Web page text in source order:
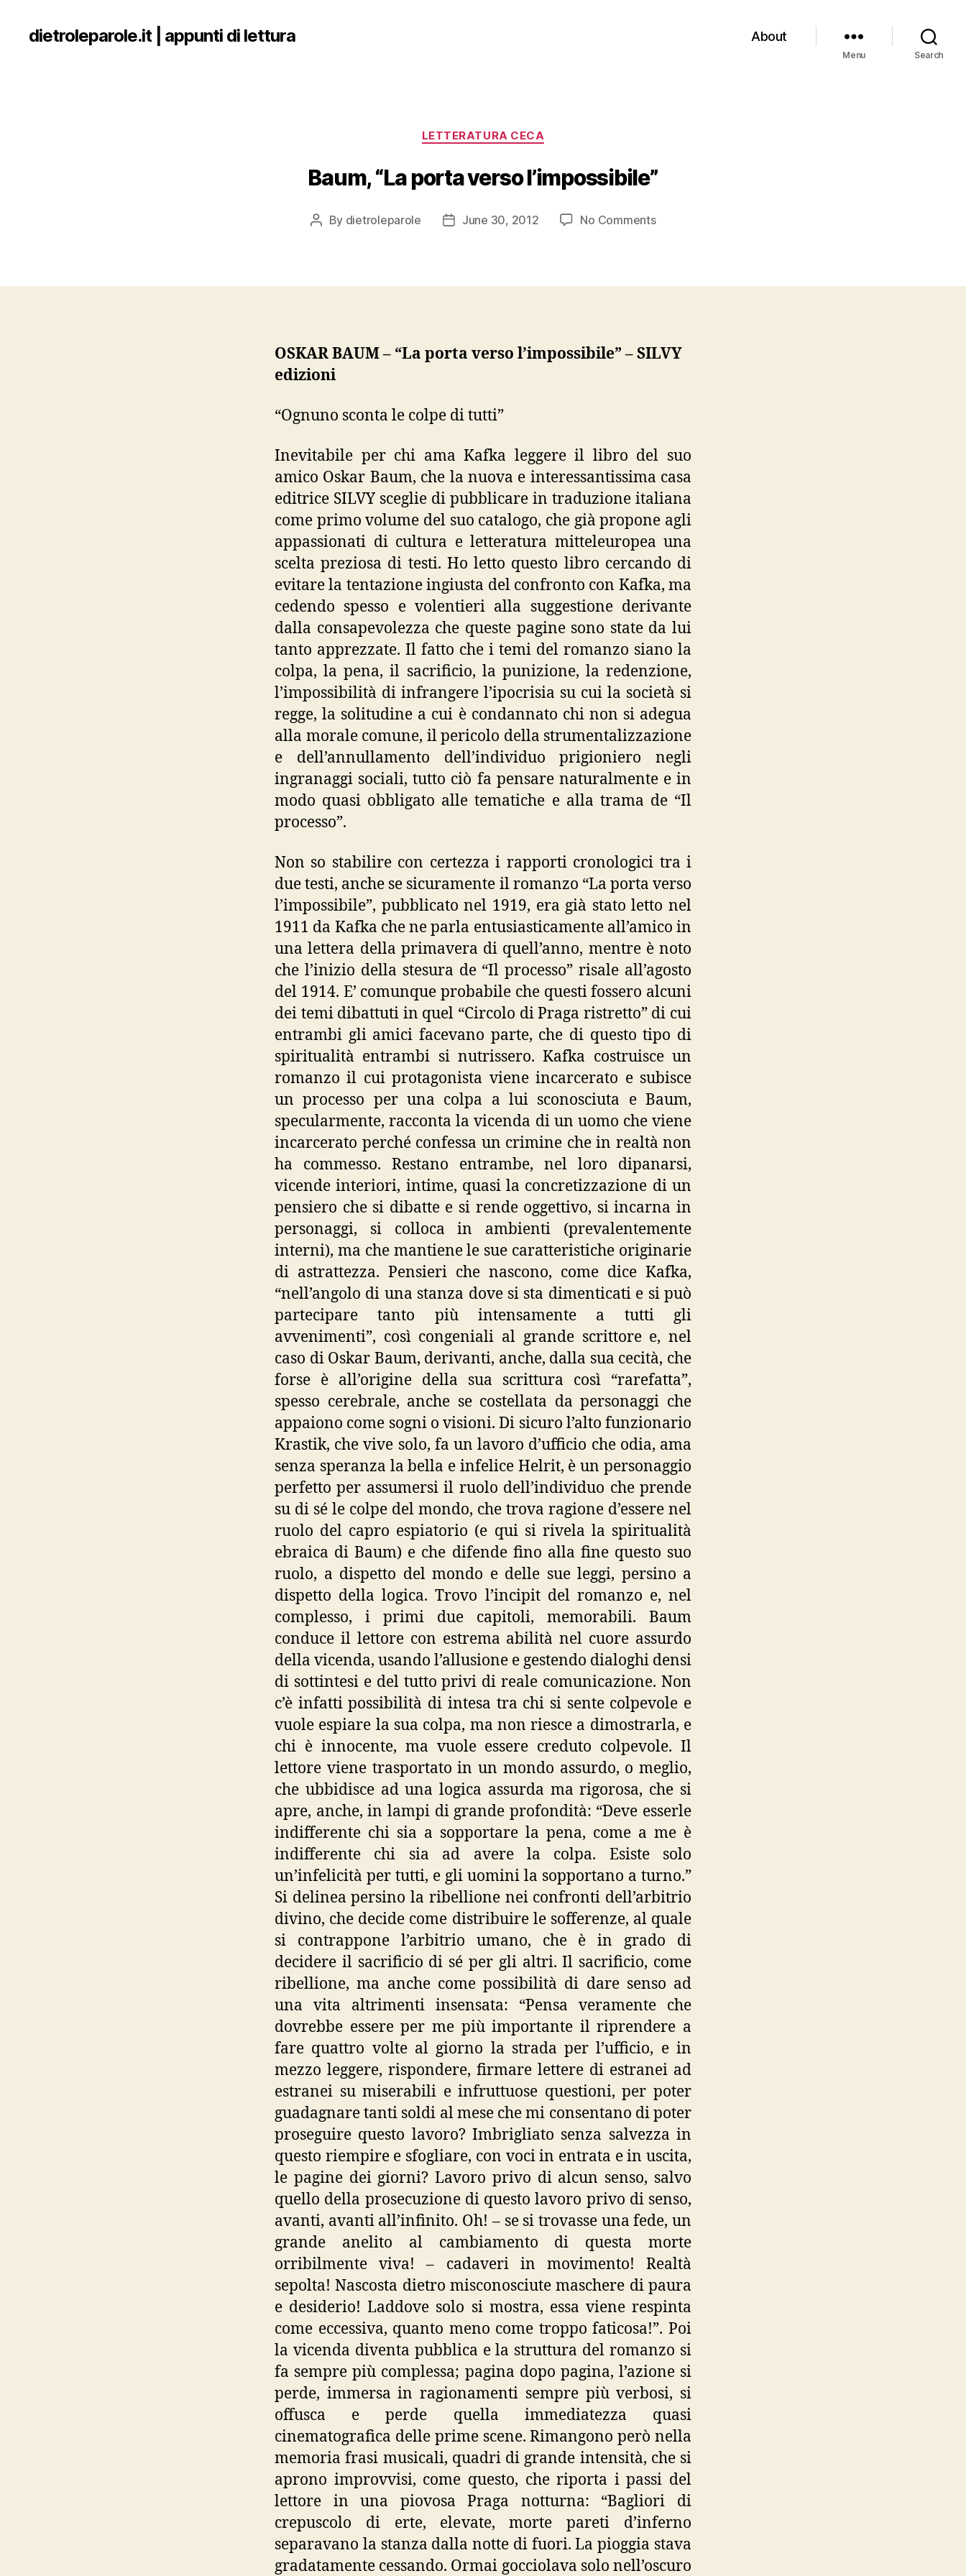
dietroleparole.it | appunti di lettura About
Menu Search
Categories
LETTERATURA CECA
Baum, “La porta verso l’impossibile”
Post
By dietroleparole
PostJune 30, 2012 No Commentson
verso
OSKAR BAUM – “La porta verso l’impossibile” – SILVY
edizioni
“Ognuno sconta le colpe di tutti”
Inevitabile per chi ama Kafka leggere il libro del suo
amico Oskar Baum, che la nuova e interessantissima casa
editrice SILVY sceglie di pubblicare in traduzione italiana
come primo volume del suo catalogo, che già propone agli
appassionati di cultura e letteratura mitteleuropea una
scelta preziosa di testi. Ho letto questo libro cercando di
evitare la tentazione ingiusta del confronto con Kafka, ma
cedendo spesso e volentieri alla suggestione derivante
dalla consapevolezza che queste pagine sono state da lui
tanto apprezzate. Il fatto che i temi del romanzo siano la
colpa, la pena, il sacrificio, la punizione, la redenzione,
l’impossibilità di infrangere l’ipocrisia su cui la società si
regge, la solitudine a cui è condannato chi non si adegua
alla morale comune, il pericolo della strumentalizzazione
e dell’annullamento dell’individuo prigioniero negli
ingranaggi sociali, tutto ciò fa pensare naturalmente e in
modo quasi obbligato alle tematiche e alla trama de “Il
processo”.
Non so stabilire con certezza i rapporti cronologici tra i
due testi, anche se sicuramente il romanzo “La porta verso
l’impossibile”, pubblicato nel 1919, era già stato letto nel
1911 da Kafka che ne parla entusiasticamente all’amico in
una lettera della primavera di quell’anno, mentre è noto
che l’inizio della stesura de “Il processo” risale all’agosto
del 1914. E’ comunque probabile che questi fossero alcuni
dei temi dibattuti in quel “Circolo di Praga ristretto” di cui
entrambi gli amici facevano parte, che di questo tipo di
spiritualità entrambi si nutrissero. Kafka costruisce un
romanzo il cui protagonista viene incarcerato e subisce
un processo per una colpa a lui sconosciuta e Baum,
specularmente, racconta la vicenda di un uomo che viene
incarcerato perché confessa un crimine che in realtà non
ha commesso. Restano entrambe, nel loro dipanarsi,
vicende interiori, intime, quasi la concretizzazione di un
pensiero che si dibatte e si rende oggettivo, si incarna in
personaggi, si colloca in ambienti (prevalentemente
interni), ma che mantiene le sue caratteristiche originarie
di astrattezza. Pensieri che nascono, come dice Kafka,
“nell’angolo di una stanza dove si sta dimenticati e si può
partecipare tanto più intensamente a tutti gli
avvenimenti”, così congeniali al grande scrittore e, nel
caso di Oskar Baum, derivanti, anche, dalla sua cecità, che
forse è all’origine della sua scrittura così “rarefatta”,
spesso cerebrale, anche se costellata da personaggi che
appaiono come sogni o visioni. Di sicuro l’alto funzionario
Krastik, che vive solo, fa un lavoro d’ufficio che odia, ama
senza speranza la bella e infelice Helrit, è un personaggio
perfetto per assumersi il ruolo dell’individuo che prende
su di sé le colpe del mondo, che trova ragione d’essere nel
ruolo del capro espiatorio (e qui si rivela la spiritualità
ebraica di Baum) e che difende fino alla fine questo suo
ruolo, a dispetto del mondo e delle sue leggi, persino a
dispetto della logica. Trovo l’incipit del romanzo e, nel
complesso, i primi due capitoli, memorabili. Baum
conduce il lettore con estrema abilità nel cuore assurdo
della vicenda, usando l’allusione e gestendo dialoghi densi
di sottintesi e del tutto privi di reale comunicazione. Non
c’è infatti possibilità di intesa tra chi si sente colpevole e
vuole espiare la sua colpa, ma non riesce a dimostrarla, e
chi è innocente, ma vuole essere creduto colpevole. Il
lettore viene trasportato in un mondo assurdo, o meglio,
che ubbidisce ad una logica assurda ma rigorosa, che si
apre, anche, in lampi di grande profondità: “Deve esserle
indifferente chi sia a sopportare la pena, come a me è
indifferente chi sia ad avere la colpa. Esiste solo
un’infelicità per tutti, e gli uomini la sopportano a turno.”
Si delinea persino la ribellione nei confronti dell’arbitrio
divino, che decide come distribuire le sofferenze, al quale
si contrappone l’arbitrio umano, che è in grado di
decidere il sacrificio di sé per gli altri. Il sacrificio, come
ribellione, ma anche come possibilità di dare senso ad
una vita altrimenti insensata: “Pensa veramente che
dovrebbe essere per me più importante il riprendere a
fare quattro volte al giorno la strada per l’ufficio, e in
mezzo leggere, rispondere, firmare lettere di estranei ad
estranei su miserabili e infruttuose questioni, per poter
guadagnare tanti soldi al mese che mi consentano di poter
proseguire questo lavoro? Imbrigliato senza salvezza in
questo riempire e sfogliare, con voci in entrata e in uscita,
le pagine dei giorni? Lavoro privo di alcun senso, salvo
quello della prosecuzione di questo lavoro privo di senso,
avanti, avanti all’infinito. Oh! – se si trovasse una fede, un
grande anelito al cambiamento di questa morte
orribilmente viva! – cadaveri in movimento! Realtà
sepolta! Nascosta dietro misconosciute maschere di paura
e desiderio! Laddove solo si mostra, essa viene respinta
come eccessiva, quanto meno come troppo faticosa!”. Poi
la vicenda diventa pubblica e la struttura del romanzo si
fa sempre più complessa; pagina dopo pagina, l’azione si
perde, immersa in ragionamenti sempre più verbosi, si
offusca e perde quella immediatezza quasi
cinematografica delle prime scene. Rimangono però nella
memoria frasi musicali, quadri di grande intensità, che si
aprono improvvisi, come questo, che riporta i passi del
lettore in una piovosa Praga notturna: “Bagliori di
crepuscolo di erte, elevate, morte pareti d’inferno
separavano la stanza dalla notte di fuori. La pioggia stava
gradatamente cessando. Ormai gocciolava solo nell’oscuro